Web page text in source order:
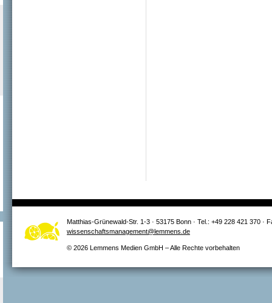
Matthias-Grünewald-Str. 1-3 · 53175 Bonn · Tel.: +49 228 421 370 ·
wissenschaftsmanagement@lemmens.de
© 2026 Lemmens Medien GmbH – Alle Rechte vorbehalten